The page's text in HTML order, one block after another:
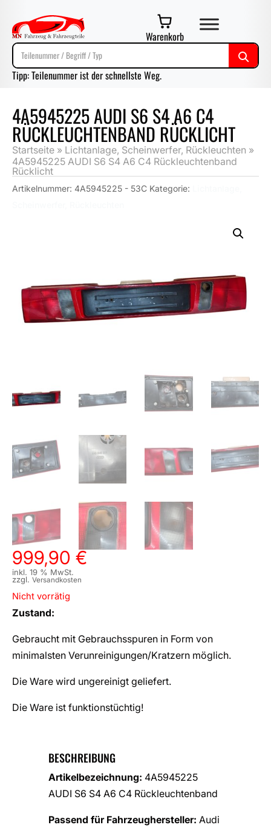
Warenkorb
Tipp: Teilenummer ist der schnellste Weg.
4A5945225 AUDI S6 S4 A6 C4
RÜCKLEUCHTENBAND RÜCKLICHT
Startseite » Lichtanlage, Scheinwerfer, Rückleuchten »
4A5945225 AUDI S6 S4 A6 C4 Rückleuchtenband
Rücklicht
Artikelnummer: 4A5945225 - 53C Kategorie:
999,90 €
inkl. 19 % MwSt.
zzgl. Versandkosten
Nicht vorrätig
Zustand:
Gebraucht mit Gebrauchsspuren in Form von
minimalsten Verunreinigungen/Kratzern möglich.
Die Ware wird ungereinigt geliefert.
Die Ware ist funktionstüchtig!
BESCHREIBUNG
Artikelbezeichnung: 4A5945225
AUDI S6 S4 A6 C4 Rückleuchtenband
Passend für Fahrzeughersteller: Audi